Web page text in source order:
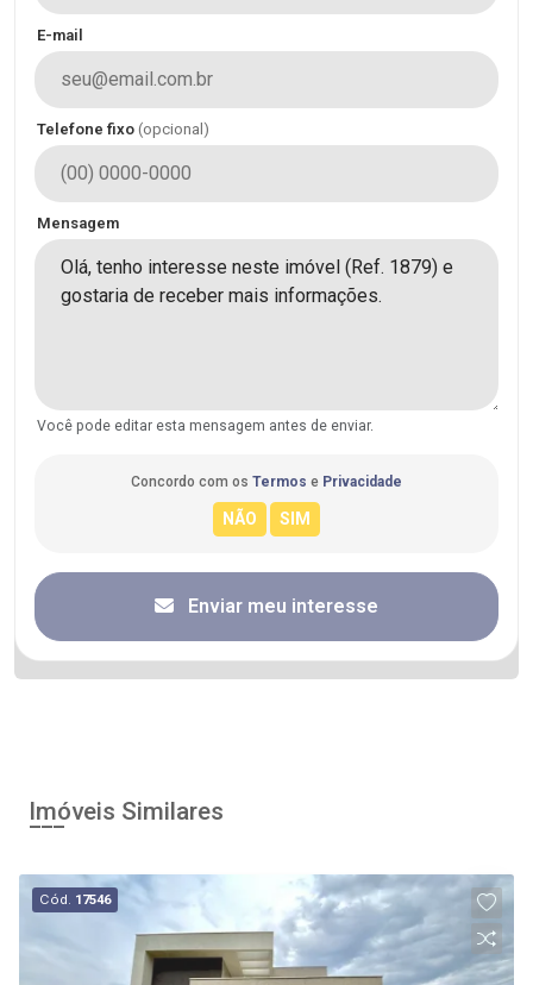
E-mail
Telefone fixo (opcional)
Mensagem
Você pode editar esta mensagem antes de enviar.
Concordo com os Termos e Privacidade
Enviar meu interesse
Imóveis Similares
Cód. 17546